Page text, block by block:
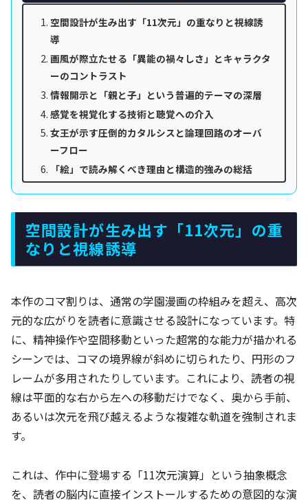
空間設計が生み出す「11次元」の重なりと視線誘
導
画風が際立たせる「異能の禍々しさ」とキャラクタ
ーのコントラスト
情報開示と「親と子」という普遍的テーマの深層
感覚を視覚化する技術と聴覚への介入
女王が示す圧倒的カタルシスと論理回路のオーバ
ーフロー
「絵」で読み解くべき理由と構造的強みの総括
空間設計が生み出す「11次元」の重
なりと視線誘導
本作のコマ割りは、通常の学園漫画の枠組みを超え、高次
元的な広がりを読者に意識させる設計になっています。特
に、精神操作や空間移動といった超常的な能力が描かれる
シーンでは、コマの境界線が斜めに切られたり、円形のフ
レームが多用されたりしています。これにより、読者の視
線は平面的な右から左への移動だけでなく、奥から手前、
あるいは次元を飛び越えるような複雑な軌道を強制されま
す。
これは、作中に登場する「11次元演算」という抽象概念
を、読者の脳内に直接インストールするための意図的な演